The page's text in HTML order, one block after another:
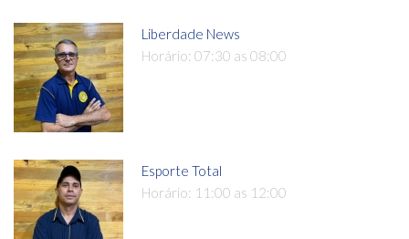
Liberdade News
Horário: 07:30 as 08:00
Esporte Total
Horário: 11:00 as 12:00